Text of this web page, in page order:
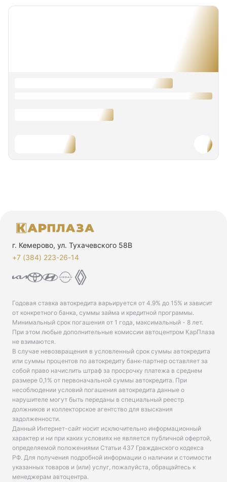
г. Кемерово, ул. Тухачевского 58В
+7 (384) 223-26-14‬
Годовая ставка автокредита варьируется от 4.9% до 15% и зависит
от конкретного банка, суммы займа и кредитной программы.
Минимальный срок погашения от 1 года, максимальный - 8 лет.
При этом любые дополнительные комиссии автоцентром КарПлаза
не взимаются.
В случае невозвращения в условленный срок суммы автокредита
или суммы процентов по автокредиту банк-партнер оставляет за
собой право начислить штраф за просрочку платежа в среднем
размере 0,1% от первоначальной суммы автокредита. При
несоблюдении условий погашения автокредита данные о
нарушителе могут быть переданы в специальный реестр
должников и коллекторское агентство для взыскания
задолженности.
Данный Интернет-сайт носит исключительно информационный
характер и ни при каких условиях не является публичной офертой,
определяемой положениями Статьи 437 Гражданского кодекса
РФ. Для получения подробной информации о наличии и стоимости
указанных товаров и (или) услуг, пожалуйста, обращайтесь к
менеджерам автоцентра.